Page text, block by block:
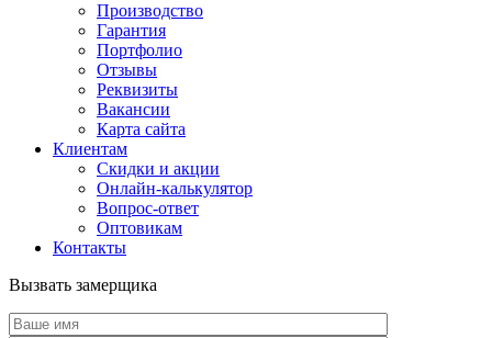
Производство
Гарантия
Портфолио
Отзывы
Реквизиты
Вакансии
Карта сайта
Клиентам
Скидки и акции
Онлайн-калькулятор
Вопрос-ответ
Оптовикам
Контакты
Вызвать замерщика